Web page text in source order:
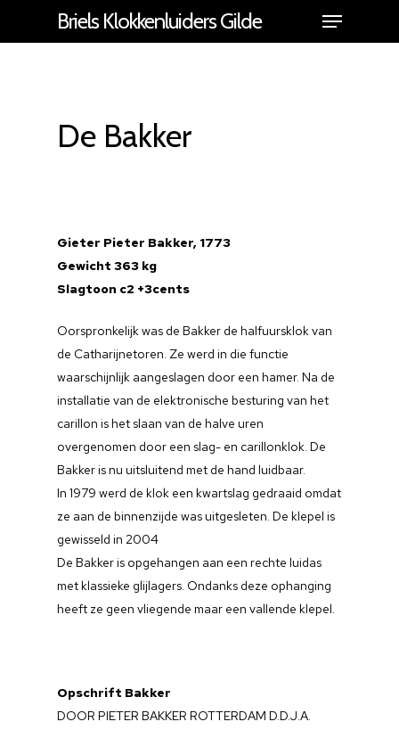
Briels Klokkenluiders Gilde
De Bakker
Gieter Pieter Bakker, 1773
Gewicht 363 kg
Slagtoon c2 +3cents
Oorspronkelijk was de Bakker de halfuursklok van
de Catharijnetoren. Ze werd in die functie
waarschijnlijk aangeslagen door een hamer. Na de
installatie van de elektronische besturing van het
carillon is het slaan van de halve uren
overgenomen door een slag- en carillonklok. De
Bakker is nu uitsluitend met de hand luidbaar.
In 1979 werd de klok een kwartslag gedraaid omdat
ze aan de binnenzijde was uitgesleten. De klepel is
gewisseld in 2004
De Bakker is opgehangen aan een rechte luidas
met klassieke glijlagers. Ondanks deze ophanging
heeft ze geen vliegende maar een vallende klepel.
Opschrift Bakker
DOOR PIETER BAKKER ROTTERDAM D.D.J.A.
Over ons